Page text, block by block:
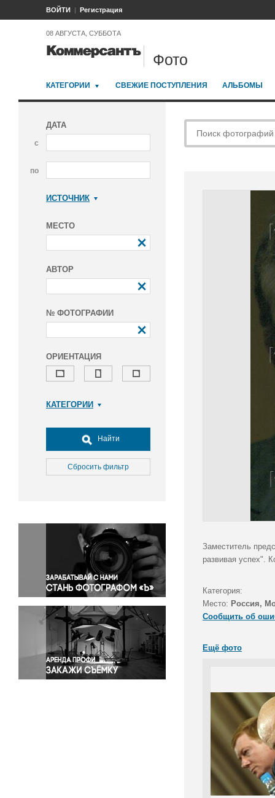
ВОЙТИ Регистрация
08 АВГУСТА, СУББОТА
Фото
КАТЕГОРИИ СВЕЖИЕ ПОСТУПЛЕНИЯ АЛЬБОМЫ
ДАТА
с
по
ИСТОЧНИК
МЕСТО
АВТОР
№ ФОТОГРАФИИ
ОРИЕНТАЦИЯ
КАТЕГОРИИ
Досуг, туризм и отдых
Культура
Медицина
Окружающая среда
Политика
Правосудие
Происшествия и конфликты
Религия
Светская жизнь
Спорт
Экология
Экономика и бизнес
Найти
Сбросить фильтр
Заместитель
развивая успех".
Категория:
Место: Россия,
Сообщить об
Ещё фото